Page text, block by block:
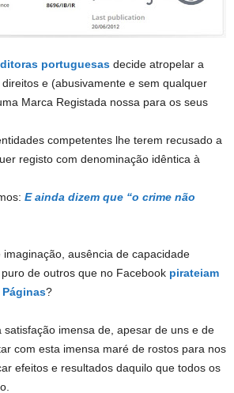
portuguesas decide atropelar a
e (abusivamente e sem qualquer
Marca Registada nossa para os seus
competentes lhe terem recusado a
registo com denominação idêntica à
E ainda dizem que “o crime não
ausência de capacidade
de outros que no Facebook pirateiam
?
satisfação imensa de, apesar de uns e de
com esta imensa maré de rostos para nos
efeitos e resultados daquilo que todos os